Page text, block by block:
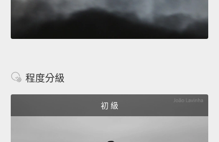
程度分級
初 級